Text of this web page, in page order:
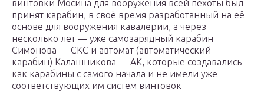
винтовки Мосина для вооружения всей пехоты был
принят карабин, в своё время разработанный на её
основе для вооружения кавалерии, а через
несколько лет — уже самозарядный карабин
Симонова — СКС и автомат (автоматический
карабин) Калашникова — АК, которые создавались
как карабины с самого начала и не имели уже
соответствующих им систем винтовок